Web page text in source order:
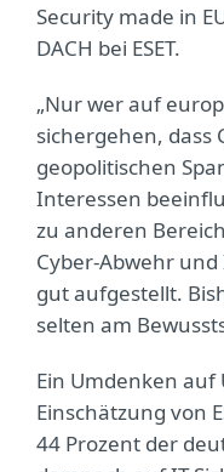
Security made in
DACH bei ESET.
„Nur wer auf
sichergehen, dass
geopolitischen
Interessen
zu anderen
Cyber-Abwehr
gut aufgestellt.
selten am
Ein Umdenken
Einschätzung von
44 Prozent der